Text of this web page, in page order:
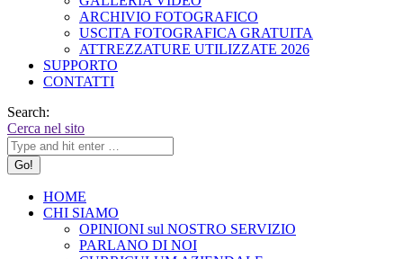
ARCHIVIO FOTOGRAFICO
USCITA FOTOGRAFICA GRATUITA
ATTREZZATURE UTILIZZATE 2026
SUPPORTO
CONTATTI
Search:
Cerca nel sito
HOME
CHI SIAMO
OPINIONI sul NOSTRO SERVIZIO
PARLANO DI NOI